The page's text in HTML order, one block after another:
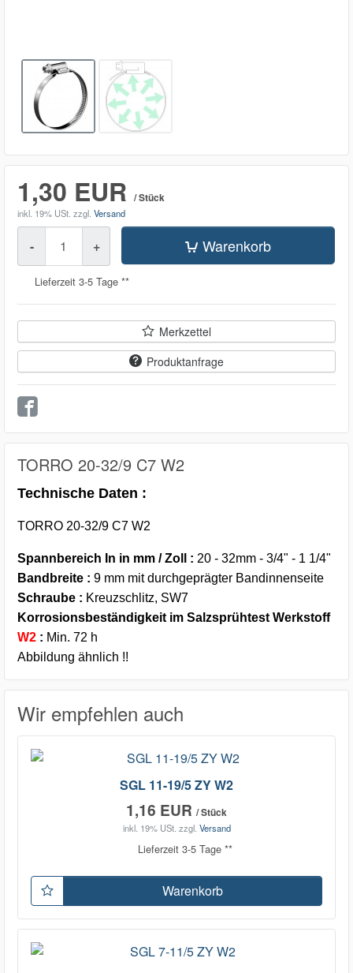
1,30 EUR / Stück
inkl. 19% USt. zzgl. Versand
- + Warenkorb
Lieferzeit 3-5 Tage **
Merkzettel
Produktanfrage
TORRO 20-32/9 C7 W2
Technische Daten :
TORRO 20-32/9 C7 W2
Spannbereich In in mm / Zoll : 20 - 32mm - 3/4" - 1 1/4"
Bandbreite : 9 mm mit durchgeprägter Bandinnenseite
Schraube : Kreuzschlitz, SW7
Korrosionsbeständigkeit im Salzsprühtest Werkstoff
W2 : Min. 72 h
Abbildung ähnlich !!
Wir empfehlen auch
SGL 11-19/5 ZY W2
1,16 EUR / Stück
inkl. 19% USt. zzgl. Versand
Lieferzeit 3-5 Tage **
Warenkorb